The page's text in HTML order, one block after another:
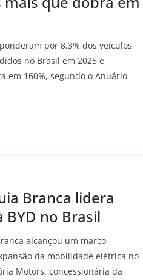
por 8,3% dos veículos
no Brasil em 2025 e
em 160%, segundo o Anuário
Branca lidera
BYD no Brasil
alcançou um marco
da mobilidade elétrica no
Motors, concessionária da